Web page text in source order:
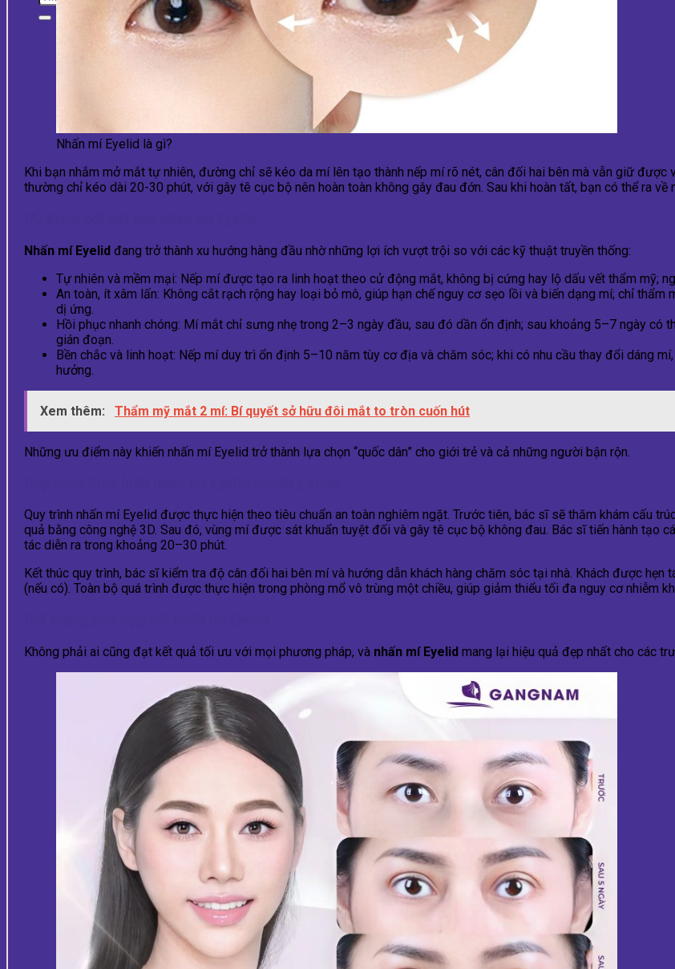
Nhấn mí Eyelid là gì?
Khi bạn nhắm mở mắt tự nhiên, đường chỉ sẽ kéo da mí lên tạo thành nếp mí rõ nét, cân đối hai bên mà vẫn giữ được
thường chỉ kéo dài 20-30 phút, với gây tê cục bộ nên hoàn toàn không gây đau đớn. Sau khi hoàn tất, bạn có thể ra về
Nhấn mí Eyelid đang trở thành xu hướng hàng đầu nhờ những lợi ích vượt trội so với các kỹ thuật truyền thống:
Tự nhiên và mềm mại: Nếp mí được tạo ra linh hoạt theo cử động mắt, không bị cứng hay lộ dấu vết thẩm mỹ;
An toàn, ít xâm lấn: Không cắt rạch rộng hay loại bỏ mô, giúp hạn chế nguy cơ sẹo lồi và biến dạng mí; chỉ
dị ứng.
Hồi phục nhanh chóng: Mí mắt chỉ sưng nhẹ trong 2–3 ngày đầu, sau đó dần ổn định; sau khoảng 5–7 ngày có
gián đoạn.
Bền chắc và linh hoạt: Nếp mí duy trì ổn định 5–10 năm tùy cơ địa và chăm sóc; khi có nhu cầu thay đổi dáng
hưởng.
Xem thêm: Thẩm mỹ mắt 2 mí: Bí quyết sở hữu đôi mắt to tròn cuốn hút
Những ưu điểm này khiến nhấn mí Eyelid trở thành lựa chọn “quốc dân” cho giới trẻ và cả những người bận rộn.
Quy trình nhấn mí Eyelid được thực hiện theo tiêu chuẩn an toàn nghiêm ngặt. Trước tiên, bác sĩ sẽ thăm khám cấu
quả bằng công nghệ 3D. Sau đó, vùng mí được sát khuẩn tuyệt đối và gây tê cục bộ không đau. Bác sĩ tiến hành tạo
tác diễn ra trong khoảng 20–30 phút.
Kết thúc quy trình, bác sĩ kiểm tra độ cân đối hai bên mí và hướng dẫn khách hàng chăm sóc tại nhà. Khách được
(nếu có). Toàn bộ quá trình được thực hiện trong phòng mổ vô trùng một chiều, giúp giảm thiểu tối đa nguy cơ nhiễm
Không phải ai cũng đạt kết quả tối ưu với mọi phương pháp, và nhấn mí Eyelid mang lại hiệu quả đẹp nhất cho các